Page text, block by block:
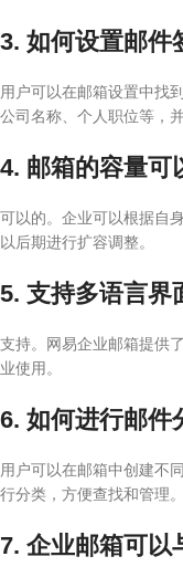
3. 如何设置邮件
用户可以在邮箱设置中找
公司名称、个人职位等，
4. 邮箱的容量可
可以的。企业可以根据自
以后期进行扩容调整。
5. 支持多语言界
支持。网易企业邮箱提供
业使用。
6. 如何进行邮件
用户可以在邮箱中创建不
行分类，方便查找和管理。
7. 企业邮箱可以